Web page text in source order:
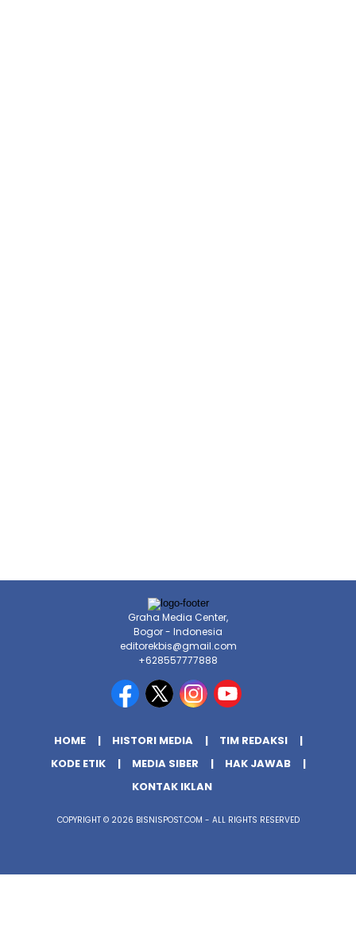
Graha Media Center,
Bogor - Indonesia
editorekbis@gmail.com
+628557777888
HOME HISTORI MEDIA
TIM REDAKSI
KODE ETIK
MEDIA SIBER
HAK JAWAB
KONTAK IKLAN
COPYRIGHT © 2026 BISNISPOST.COM - ALL RIGHTS RESERVED